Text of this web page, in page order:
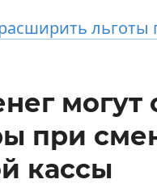
льготы
могут
при
кассы